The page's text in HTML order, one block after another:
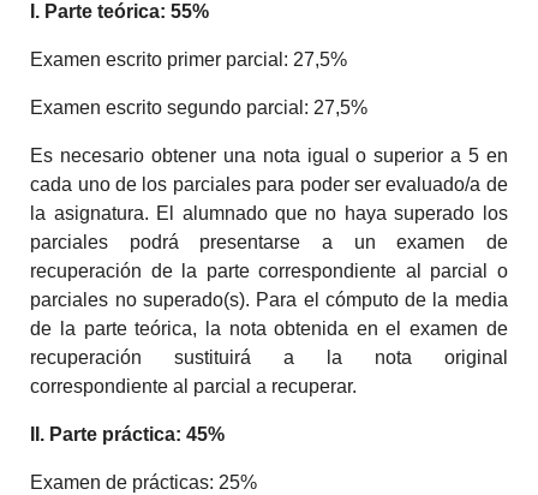
I. Parte teórica: 55%
Examen escrito primer parcial: 27,5%
Examen escrito segundo parcial: 27,5%
Es necesario obtener una nota igual o superior a 5 en
cada uno de los parciales para poder ser evaluado/a de
la asignatura. El alumnado que no haya superado los
parciales podrá presentarse a un examen de
recuperación de la parte correspondiente al parcial o
parciales no superado(s). Para el cómputo de la media
de la parte teórica, la nota obtenida en el examen de
recuperación sustituirá a la nota original
correspondiente al parcial a recuperar.
II. Parte práctica: 45%
Examen de prácticas: 25%